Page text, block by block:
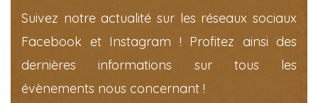
Suivez notre actualité sur les réseaux sociaux
Facebook et Instagram ! Profitez ainsi des
dernières informations sur tous les
évènements nous concernant !